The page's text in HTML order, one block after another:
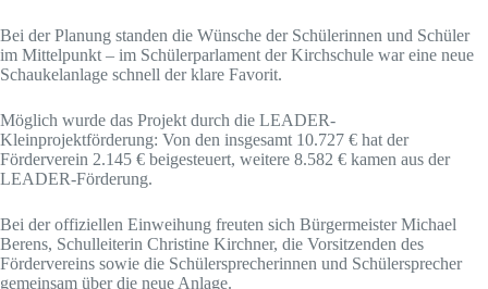
Bei der Planung standen die Wünsche der Schülerinnen und Schüler
im Mittelpunkt – im Schülerparlament der Kirchschule war eine neue
Schaukelanlage schnell der klare Favorit.
Möglich wurde das Projekt durch die LEADER-
Kleinprojektförderung: Von den insgesamt 10.727 € hat der
Förderverein 2.145 € beigesteuert, weitere 8.582 € kamen aus der
LEADER-Förderung.
Bei der offiziellen Einweihung freuten sich Bürgermeister Michael
Berens, Schulleiterin Christine Kirchner, die Vorsitzenden des
Fördervereins sowie die Schülersprecherinnen und Schülersprecher
gemeinsam über die neue Anlage.